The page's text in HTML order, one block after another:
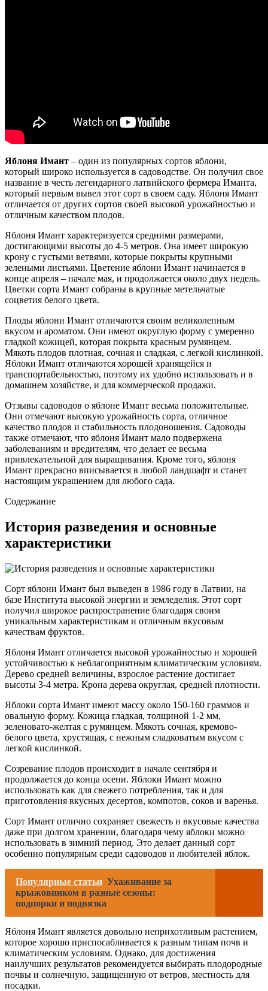
Яблоня Имант – один из популярных сортов яблони,
который широко используется в садоводстве. Он получил свое
название в честь легендарного латвийского фермера Иманта,
который первым вывел этот сорт в своем саду. Яблоня Имант
отличается от других сортов своей высокой урожайностью и
отличным качеством плодов.
Яблоня Имант характеризуется средними размерами,
достигающими высоты до 4-5 метров. Она имеет широкую
крону с густыми ветвями, которые покрыты крупными
зелеными листьями. Цветение яблони Имант начинается в
конце апреля – начале мая, и продолжается около двух недель.
Цветки сорта Имант собраны в крупные метельчатые
соцветия белого цвета.
Плоды яблони Имант отличаются своим великолепным
вкусом и ароматом. Они имеют округлую форму с умеренно
гладкой кожицей, которая покрыта красным румянцем.
Мякоть плодов плотная, сочная и сладкая, с легкой кислинкой.
Яблоки Имант отличаются хорошей хранящейся и
транспортабельностью, поэтому их удобно использовать и в
домашнем хозяйстве, и для коммерческой продажи.
Отзывы садоводов о яблоне Имант весьма положительные.
Они отмечают высокую урожайность сорта, отличное
качество плодов и стабильность плодоношения. Садоводы
также отмечают, что яблоня Имант мало подвержена
заболеваниям и вредителям, что делает ее весьма
привлекательной для выращивания. Кроме того, яблоня
Имант прекрасно вписывается в любой ландшафт и станет
настоящим украшением для любого сада.
Содержание
История разведения и основные
характеристики
Сорт яблони Имант был выведен в 1986 году в Латвии, на
базе Института высокой энергии и земледелия. Этот сорт
получил широкое распространение благодаря своим
уникальным характеристикам и отличным вкусовым
качествам фруктов.
Яблоня Имант отличается высокой урожайностью и хорошей
устойчивостью к неблагоприятным климатическим условиям.
Дерево средней величины, взрослое растение достигает
высоты 3-4 метра. Крона дерева округлая, средней плотности.
Яблоки сорта Имант имеют массу около 150-160 граммов и
овальную форму. Кожица гладкая, толщиной 1-2 мм,
зеленовато-желтая с румянцем. Мякоть сочная, кремово-
белого цвета, хрустящая, с нежным сладковатым вкусом с
легкой кислинкой.
Созревание плодов происходит в начале сентября и
продолжается до конца осени. Яблоки Имант можно
использовать как для свежего потребления, так и для
приготовления вкусных десертов, компотов, соков и варенья.
Сорт Имант отлично сохраняет свежесть и вкусовые качества
даже при долгом хранении, благодаря чему яблоки можно
использовать в зимний период. Это делает данный сорт
особенно популярным среди садоводов и любителей яблок.
Популярные статьи Ухаживание за
крыжовником в разные сезоны:
подпорки и подвязка
Яблоня Имант является довольно неприхотливым растением,
которое хорошо приспосабливается к разным типам почв и
климатическим условиям. Однако, для достижения
наилучших результатов рекомендуется выбирать плодородные
почвы и солнечную, защищенную от ветров, местность для
посадки.